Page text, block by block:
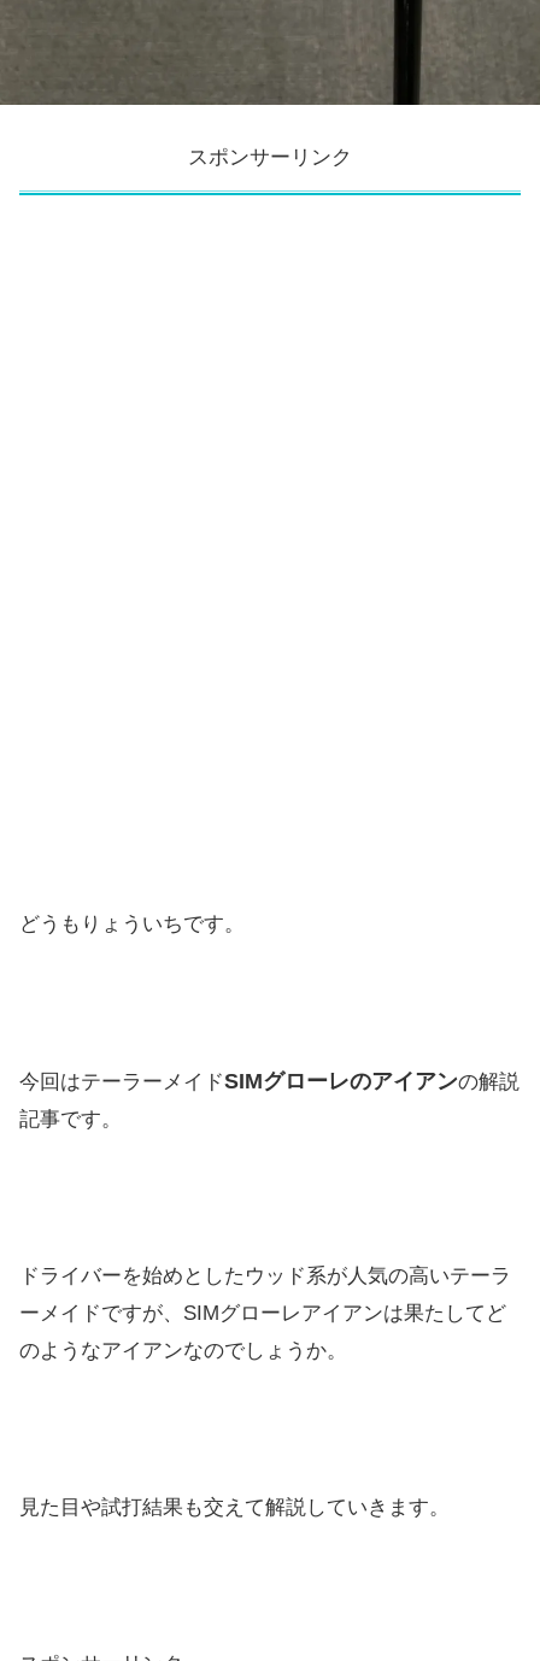
スポンサーリンク
どうもりょういちです。
今回はテーラーメイドSIMグローレのアイアンの解説
記事です。
ドライバーを始めとしたウッド系が人気の高いテーラ
ーメイドですが、SIMグローレアイアンは果たしてど
のようなアイアンなのでしょうか。
見た目や試打結果も交えて解説していきます。